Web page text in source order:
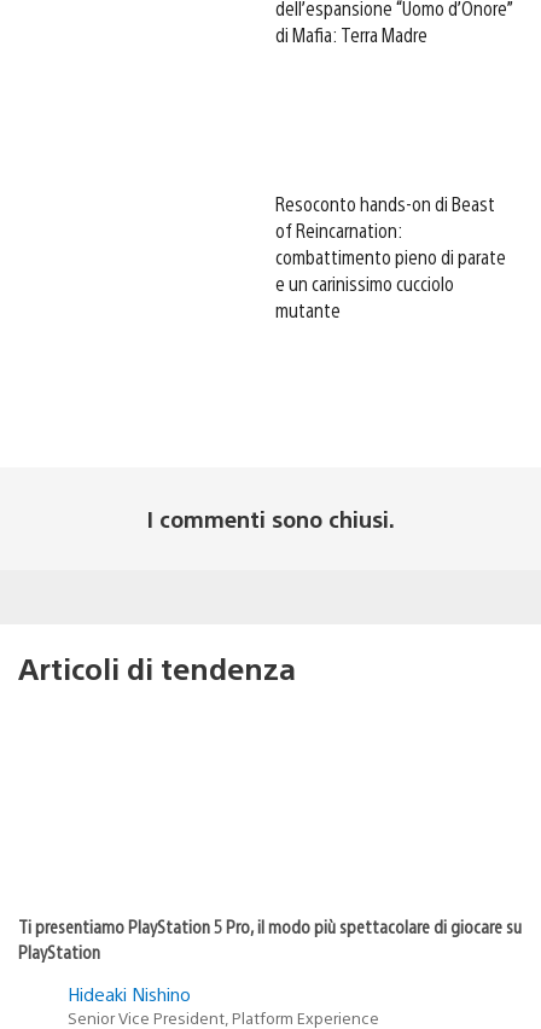
dell’espansione “Uomo d’Onore”
di Mafia: Terra Madre
Resoconto hands-on di Beast
of Reincarnation:
combattimento pieno di parate
e un carinissimo cucciolo
mutante
I commenti sono chiusi.
Articoli di tendenza
Ti presentiamo PlayStation 5 Pro, il modo più spettacolare di giocare su
PlayStation
Hideaki Nishino
Senior Vice President, Platform Experience